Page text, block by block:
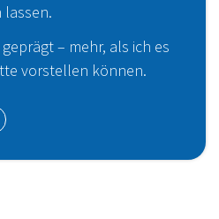
lassen.
– mehr, als ich es
vorstellen können.